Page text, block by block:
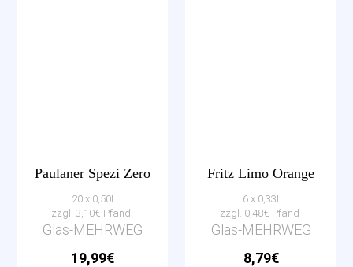
Paulaner Spezi Zero
20 x 0,50l
zzgl. 3,10€ Pfand
Glas-MEHRWEG
19,99€
Fritz Limo Orange
6 x 0,33l
zzgl. 0,48€ Pfand
Glas-MEHRWEG
8,79€